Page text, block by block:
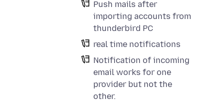
Push mails after
importing accounts from
thunderbird PC
real time notifications
Notification of incoming
email works for one
provider but not the
other.